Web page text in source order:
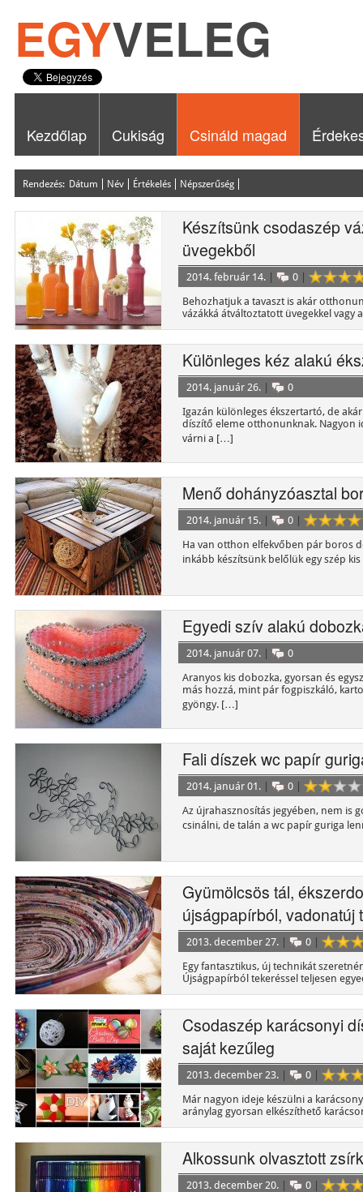
EGYVELEG
Kezdőlap Cukiság Csináld magad
Rendezés: Dátum Név Értékelés Népszerűség
Készítsünk csodaszép
üvegekből
2014. február 14. 0
Behozhatjuk a tavaszt is akár
vázákká átváltoztatott üvegekkel vagy
[…]
Különleges kéz alakú
2014. január 26.
0
Igazán különleges ékszertartó, de
díszítő eleme otthonunknak. Nagyon
várni a […]
Menő dohányzóasztal
2014. január 15. 0
Ha van otthon elfekvőben pár boros
inkább készítsünk belőlük egy szép
Egyedi szív alakú
2014. január 07.
0
Aranyos kis dobozka, gyorsan és
más hozzá, mint pár fogpiszkáló,
gyöngy. […]
Fali díszek wc papír
2014. január 01. 0
Az újrahasznosítás jegyében, nem is
csinálni, de talán a wc papír guriga
Gyümölcsös tál,
újságpapírból, vadonatúj
2013. december 27. 0
Egy fantasztikus, új technikát
Újságpapírból tekeréssel teljesen
készíthetünk és még a
Csodaszép karácsonyi
saját kezűleg
2013. december 23. 0
Már nagyon ideje készülni a
aránylag gyorsan elkészíthető
már már […]
Alkossunk olvasztott
2013. december 20. 0